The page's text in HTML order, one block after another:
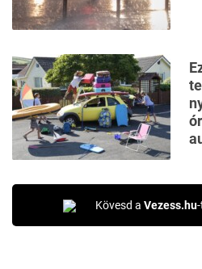
Kövesd a Vezess.hu